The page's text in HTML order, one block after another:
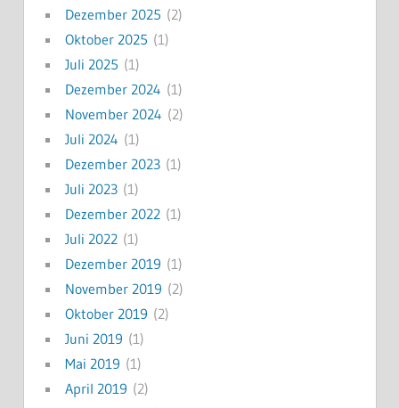
Dezember 2025 (2)
Oktober 2025 (1)
Juli 2025 (1)
Dezember 2024 (1)
November 2024 (2)
Juli 2024 (1)
Dezember 2023(1)
Juli 2023(1)
Dezember 2022(1)
Juli 2022(1)
Dezember 2019 (1)
November 2019 (2)
Oktober 2019 (2)
Juni 2019 (1)
Mai 2019 (1)
April 2019 (2)